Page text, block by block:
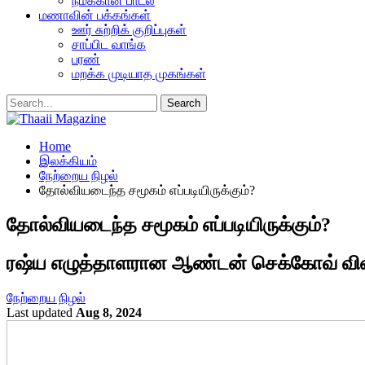
மணாவின் பக்கங்கள்
ஊர் சுற்றிக் குறிப்புகள்
சாப்பிட வாங்க
பரண்
மறக்க முடியாத முகங்கள்
Home
இலக்கியம்
நேற்றைய நிழல்
தோல்வியடைந்த சமூகம் எப்படியிருக்கும்?
தோல்வியடைந்த சமூகம் எப்படியிருக்கும்?
ரஷ்ய எழுத்தாளரான ஆண்டன் செக்கோவ்
நேற்றைய நிழல்
Last updated Aug 8, 2024